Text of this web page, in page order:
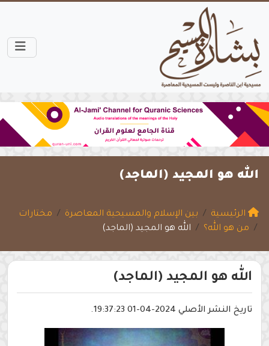
الله هو المجيد (الماجد)
الرئيسية بين الإسلام والمسيحية المعاصرة
مختارات
من هو الله؟
الله هو المجيد (الماجد)
الله هو المجيد (الماجد)
تاريخ النشر الأصلي 2024-04-01 19:37:23.